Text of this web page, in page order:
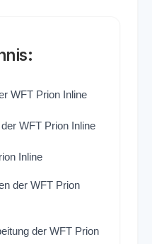
WFT Prion Inline
WFT Prion Inline
Inline
der WFT Prion
der WFT Prion